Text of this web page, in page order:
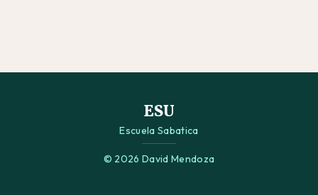
ESU
Escuela Sabatica
© 2026 David Mendoza